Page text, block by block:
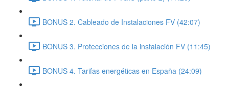
BONUS 2. Cableado de Instalaciones FV (42:07)
BONUS 3. Protecciones de la instalación FV (11:45)
BONUS 4. Tarifas energéticas en España (24:09)